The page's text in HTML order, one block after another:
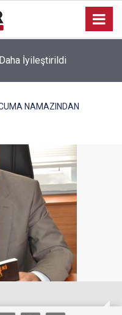
Daha İyileştirildi
NAMAZINDAN